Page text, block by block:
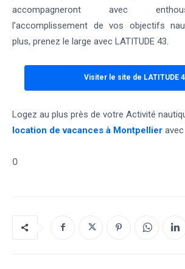
accompagneront avec
l’accomplissement de vos objectifs
plus, prenez le large avec LATITUDE 43.
Visiter le site de LATITUDE
Logez au plus près de votre Activité
location de vacances à Montpellier
0